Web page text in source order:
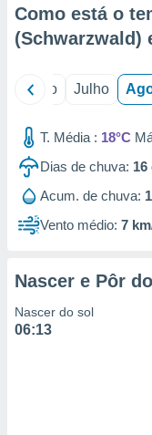
Como está o
(Schwarzwald)
Junho Julho
T. Média : 18°C
Dias de chuva: 16
Acum. de chuva:
Vento médio: 7
Nascer e Pôr
Nascer do sol
06:13